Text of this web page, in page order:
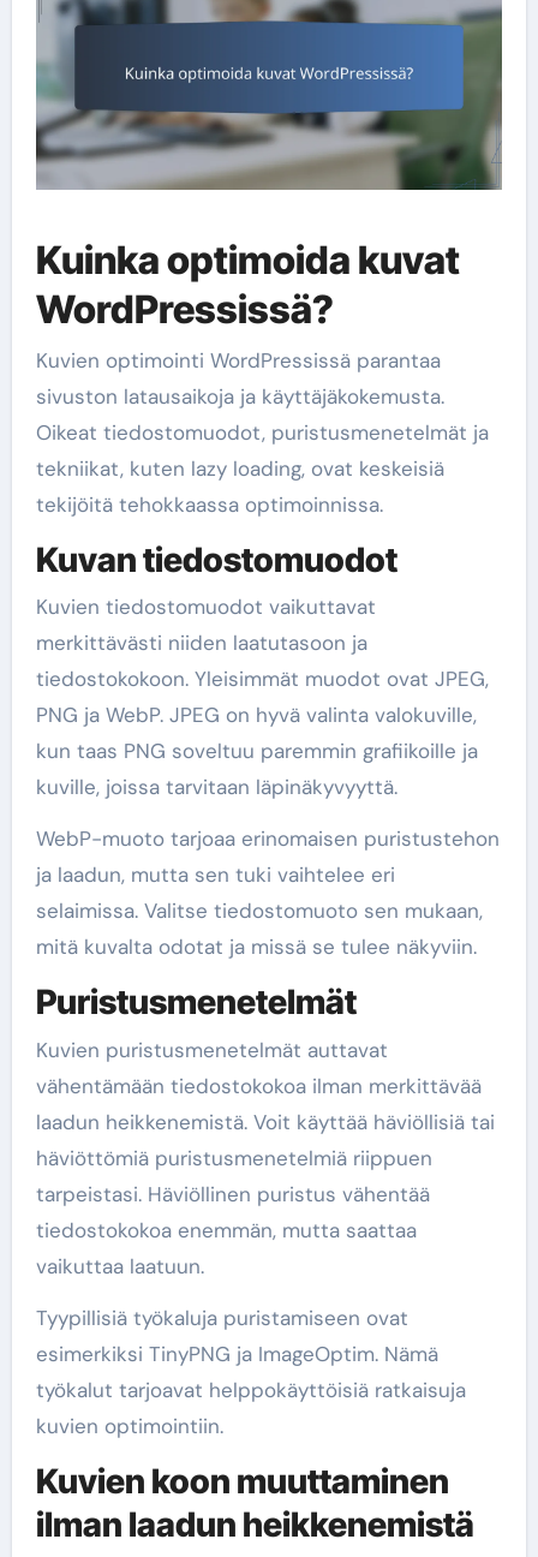
Kuinka optimoida kuvat
WordPressissä?
Kuvien optimointi WordPressissä parantaa
sivuston latausaikoja ja käyttäjäkokemusta.
Oikeat tiedostomuodot, puristusmenetelmät ja
tekniikat, kuten lazy loading, ovat keskeisiä
tekijöitä tehokkaassa optimoinnissa.
Kuvan tiedostomuodot
Kuvien tiedostomuodot vaikuttavat
merkittävästi niiden laatutasoon ja
tiedostokokoon. Yleisimmät muodot ovat JPEG,
PNG ja WebP. JPEG on hyvä valinta valokuville,
kun taas PNG soveltuu paremmin grafiikoille ja
kuville, joissa tarvitaan läpinäkyvyyttä.
WebP-muoto tarjoaa erinomaisen puristustehon
ja laadun, mutta sen tuki vaihtelee eri
selaimissa. Valitse tiedostomuoto sen mukaan,
mitä kuvalta odotat ja missä se tulee näkyviin.
Puristusmenetelmät
Kuvien puristusmenetelmät auttavat
vähentämään tiedostokokoa ilman merkittävää
laadun heikkenemistä. Voit käyttää häviöllisiä tai
häviöttömiä puristusmenetelmiä riippuen
tarpeistasi. Häviöllinen puristus vähentää
tiedostokokoa enemmän, mutta saattaa
vaikuttaa laatuun.
Tyypillisiä työkaluja puristamiseen ovat
esimerkiksi TinyPNG ja ImageOptim. Nämä
työkalut tarjoavat helppokäyttöisiä ratkaisuja
kuvien optimointiin.
Kuvien koon muuttaminen
ilman laadun heikkenemistä